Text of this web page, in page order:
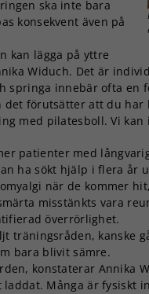
ska inte bara
konsekvent även på
kan lägga på yttre
Widuch. Det är
springa innebär ofta en
det förutsätter att du
med pilatesboll. Vi
patienter med
ha sökt hjälp i flera år
när de kommer
misstänkts vara
överrörlighet.
träningsråden, kanske
bara blivit sämre.
konstaterar Annika
Många är fysiskt